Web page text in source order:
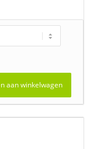
aan winkelwagen